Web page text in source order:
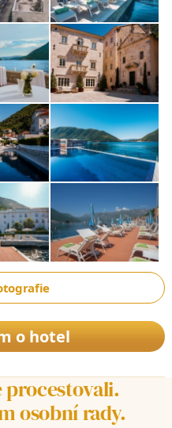
o hotel
procestovali.
osobní rady.